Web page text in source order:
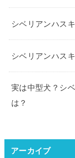
シベリアンハス
シベリアンハス
実は中型犬？シ
は？
アーカイブ